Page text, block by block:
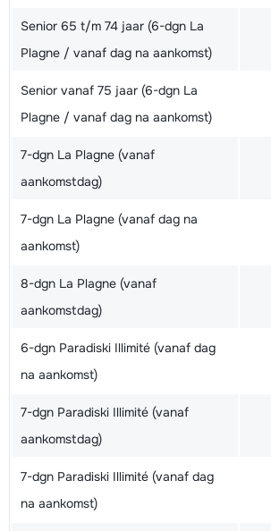
Senior 65 t/m 74 jaar (6-dgn La
Plagne / vanaf dag na aankomst)
Senior vanaf 75 jaar (6-dgn La
Plagne / vanaf dag na aankomst)
7-dgn La Plagne (vanaf
aankomstdag)
7-dgn La Plagne (vanaf dag na
aankomst)
8-dgn La Plagne (vanaf
aankomstdag)
6-dgn Paradiski Illimité (vanaf dag
na aankomst)
7-dgn Paradiski Illimité (vanaf
aankomstdag)
7-dgn Paradiski Illimité (vanaf dag
na aankomst)